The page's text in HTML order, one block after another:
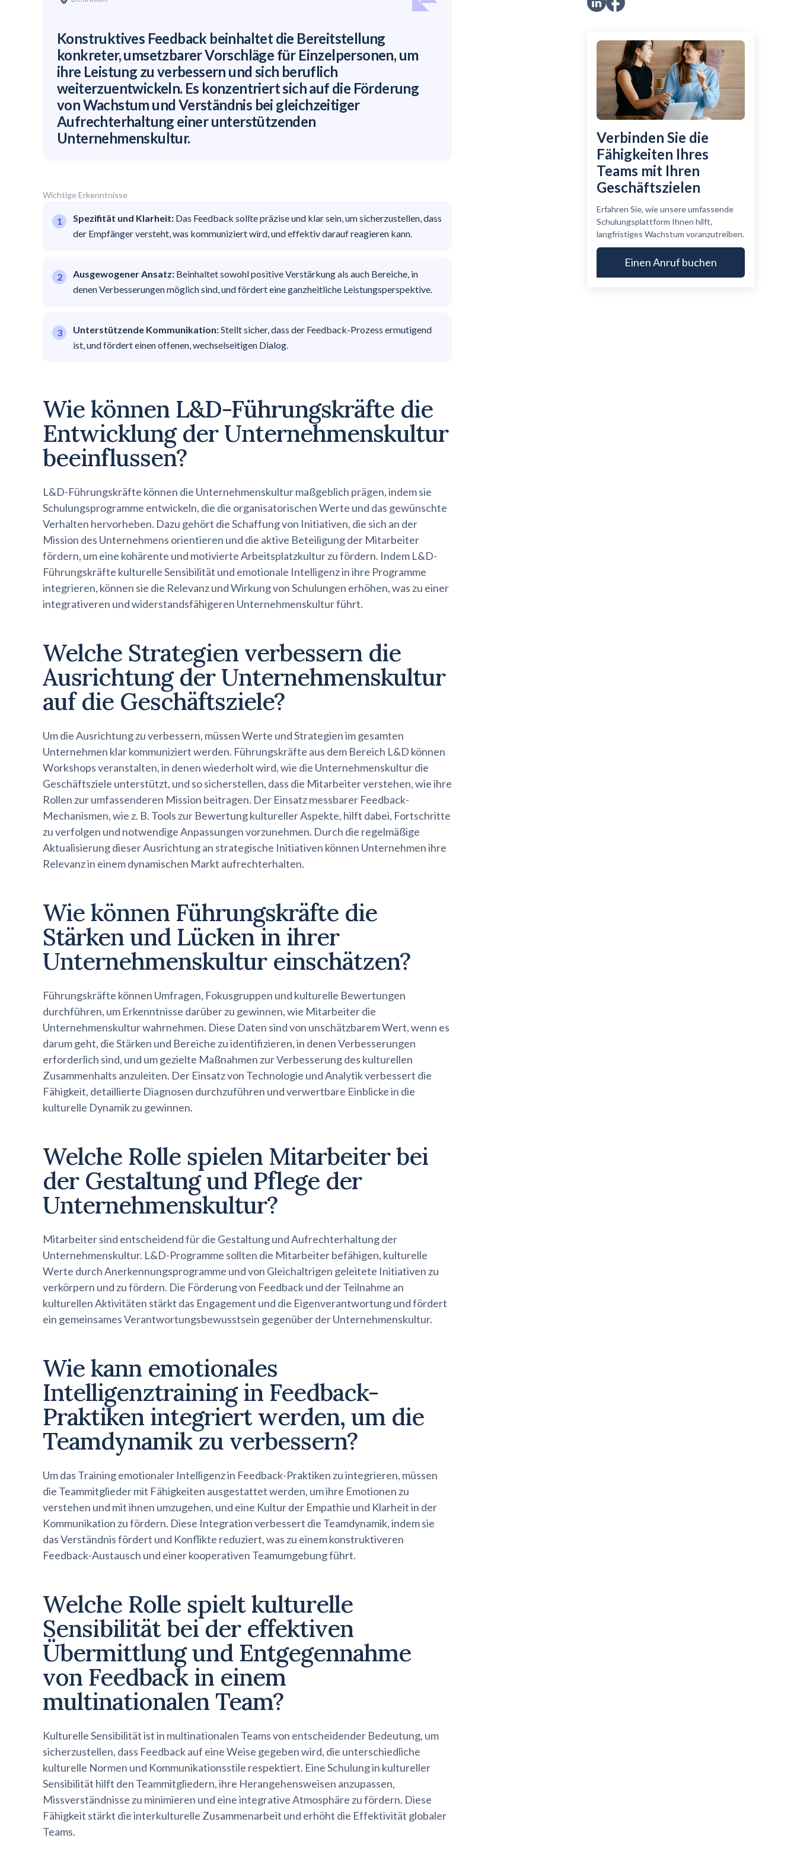
Konstruktives Feedback beinhaltet die Bereitstellung
konkreter, umsetzbarer Vorschläge für Einzelpersonen, um
ihre Leistung zu verbessern und sich beruflich
weiterzuentwickeln. Es konzentriert sich auf die Förderung
von Wachstum und Verständnis bei gleichzeitiger
Aufrechterhaltung einer unterstützenden
Unternehmenskultur.
Wichtige Erkenntnisse
Spezifität und Klarheit: Das Feedback sollte präzise und klar sein, um sicherzustellen, dass
der Empfänger versteht, was kommuniziert wird, und effektiv darauf reagieren kann.
Ausgewogener Ansatz: Beinhaltet sowohl positive Verstärkung als auch Bereiche, in
denen Verbesserungen möglich sind, und fördert eine ganzheitliche Leistungsperspektive.
Unterstützende Kommunikation:Stellt sicher, dass der Feedback-Prozess ermutigend
ist, und fördert einen offenen, wechselseitigen Dialog.
Wie können L&D-Führungskräfte die
Entwicklung der Unternehmenskultur
beeinflussen?
L&D-Führungskräfte können die Unternehmenskultur maßgeblich prägen, indem sie
Schulungsprogramme entwickeln, die die organisatorischen Werte und das gewünschte
Verhalten hervorheben. Dazu gehört die Schaffung von Initiativen, die sich an der
Mission des Unternehmens orientieren und die aktive Beteiligung der Mitarbeiter
fördern, um eine kohärente und motivierte Arbeitsplatzkultur zu fördern. Indem L&D-
Führungskräfte kulturelle Sensibilität und emotionale Intelligenz in ihre Programme
integrieren, können sie die Relevanz und Wirkung von Schulungen erhöhen, was zu einer
integrativeren und widerstandsfähigeren Unternehmenskultur führt.
Welche Strategien verbessern die
Ausrichtung der Unternehmenskultur
auf die Geschäftsziele?
Um die Ausrichtung zu verbessern, müssen Werte und Strategien im gesamten
Unternehmen klar kommuniziert werden. Führungskräfte aus dem Bereich L&D können
Workshops veranstalten, in denen wiederholt wird, wie die Unternehmenskultur die
Geschäftsziele unterstützt, und so sicherstellen, dass die Mitarbeiter verstehen, wie ihre
Rollen zur umfassenderen Mission beitragen. Der Einsatz messbarer Feedback-
Mechanismen, wie z. B. Tools zur Bewertung kultureller Aspekte, hilft dabei, Fortschritte
zu verfolgen und notwendige Anpassungen vorzunehmen. Durch die regelmäßige
Aktualisierung dieser Ausrichtung an strategische Initiativen können Unternehmen ihre
Relevanz in einem dynamischen Markt aufrechterhalten.
Wie können Führungskräfte die
Stärken und Lücken in ihrer
Unternehmenskultur einschätzen?
Führungskräfte können Umfragen, Fokusgruppen und kulturelle Bewertungen
durchführen, um Erkenntnisse darüber zu gewinnen, wie Mitarbeiter die
Unternehmenskultur wahrnehmen. Diese Daten sind von unschätzbarem Wert, wenn es
darum geht, die Stärken und Bereiche zu identifizieren, in denen Verbesserungen
erforderlich sind, und um gezielte Maßnahmen zur Verbesserung des kulturellen
Zusammenhalts anzuleiten. Der Einsatz von Technologie und Analytik verbessert die
Fähigkeit, detaillierte Diagnosen durchzuführen und verwertbare Einblicke in die
kulturelle Dynamik zu gewinnen.
Welche Rolle spielen Mitarbeiter bei
der Gestaltung und Pflege der
Unternehmenskultur?
Mitarbeiter sind entscheidend für die Gestaltung und Aufrechterhaltung der
Unternehmenskultur. L&D-Programme sollten die Mitarbeiter befähigen, kulturelle
Werte durch Anerkennungsprogramme und von Gleichaltrigen geleitete Initiativen zu
verkörpern und zu fördern. Die Förderung von Feedback und der Teilnahme an
kulturellen Aktivitäten stärkt das Engagement und die Eigenverantwortung und fördert
ein gemeinsames Verantwortungsbewusstsein gegenüber der Unternehmenskultur.
Wie kann emotionales
Intelligenztraining in Feedback-
Praktiken integriert werden, um die
Teamdynamik zu verbessern?
Um das Training emotionaler Intelligenz in Feedback-Praktiken zu integrieren, müssen
die Teammitglieder mit Fähigkeiten ausgestattet werden, um ihre Emotionen zu
verstehen und mit ihnen umzugehen, und eine Kultur der Empathie und Klarheit in der
Kommunikation zu fördern. Diese Integration verbessert die Teamdynamik, indem sie
das Verständnis fördert und Konflikte reduziert, was zu einem konstruktiveren
Feedback-Austausch und einer kooperativen Teamumgebung führt.
Welche Rolle spielt kulturelle
Sensibilität bei der effektiven
Übermittlung und Entgegennahme
von Feedback in einem
multinationalen Team?
Kulturelle Sensibilität ist in multinationalen Teams von entscheidender Bedeutung, um
sicherzustellen, dass Feedback auf eine Weise gegeben wird, die unterschiedliche
kulturelle Normen und Kommunikationsstile respektiert. Eine Schulung in kultureller
Sensibilität hilft den Teammitgliedern, ihre Herangehensweisen anzupassen,
Missverständnisse zu minimieren und eine integrative Atmosphäre zu fördern. Diese
Fähigkeit stärkt die interkulturelle Zusammenarbeit und erhöht die Effektivität globaler
Teams.
Verbinden Sie die
Fähigkeiten Ihres
Teams mit Ihren
Geschäftszielen
Erfahren Sie, wie unsere umfassende
Schulungsplattform Ihnen hilft,
langfristiges Wachstum voranzutreiben.
Einen Anruf buchen